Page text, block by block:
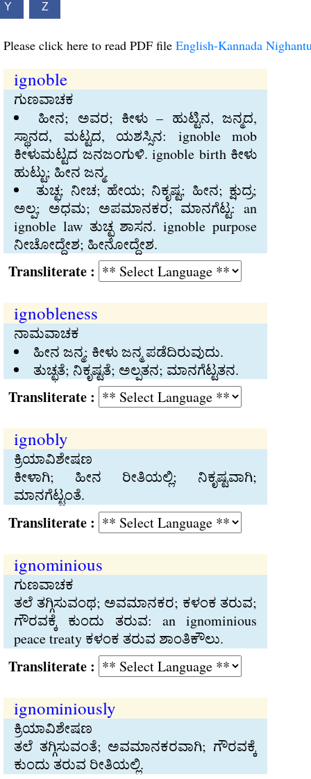
Y Z
Please click here to read PDF file English-Kannada
ignoble
ಗುಣವಾಚಕ
ಹೀನ; ಅವರ; ಕೀಳು – ಹುಟ್ಟಿನ, ಜನ್ಮದ,
ಸ್ಥಾನದ, ಮಟ್ಟದ, ಯಶಸ್ಸಿನ: ignoble mob
ಕೀಳುಮಟ್ಟದ ಜನಜಂಗುಳಿ. ignoble birth ಕೀಳು
ಹುಟ್ಟು; ಹೀನ ಜನ್ಮ.
ತುಚ್ಛ; ನೀಚ; ಹೇಯ; ನಿಕೃಷ್ಟ; ಹೀನ; ಕ್ಷುದ್ರ;
ಅಲ್ಪ; ಅಧಮ; ಅಪಮಾನಕರ; ಮಾನಗೆಟ್ಟ: an
ignoble law ತುಚ್ಛ ಶಾಸನ. ignoble purpose
ನೀಚೋದ್ದೇಶ; ಹೀನೋದ್ದೇಶ.
:
ignobleness
ನಾಮವಾಚಕ
ಹೀನ ಜನ್ಮ; ಕೀಳು ಜನ್ಮ ಪಡೆದಿರುವುದು.
ತುಚ್ಛತೆ; ನಿಕೃಷ್ಟತೆ; ಅಲ್ಪತನ; ಮಾನಗೆಟ್ಟತನ.
:
ignobly
ಕ್ರಿಯಾವಿಶೇಷಣ
ಕೀಳಾಗಿ; ಹೀನ ರೀತಿಯಲ್ಲಿ; ನಿಕೃಷ್ಟವಾಗಿ;
ಮಾನಗೆಟ್ಟಂತೆ.
:
ignominious
ಗುಣವಾಚಕ
ತಲೆ ತಗ್ಗಿಸುವಂಥ; ಅವಮಾನಕರ; ಕಳಂಕ ತರುವ;
ಗೌರವಕ್ಕೆ ಕುಂದು ತರುವ: an ignominious
peace treaty ಕಳಂಕ ತರುವ ಶಾಂತಿಕೌಲು.
:
ignominiously
ಕ್ರಿಯಾವಿಶೇಷಣ
ತಲೆ ತಗ್ಗಿಸುವಂತೆ; ಅವಮಾನಕರವಾಗಿ; ಗೌರವಕ್ಕೆ
ಕುಂದು ತರುವ ರೀತಿಯಲ್ಲಿ.